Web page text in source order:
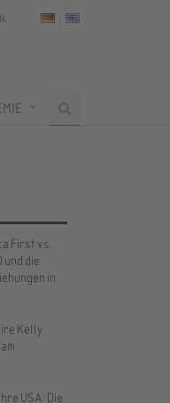
First vs.
und die
in
Kelly
USA: Die